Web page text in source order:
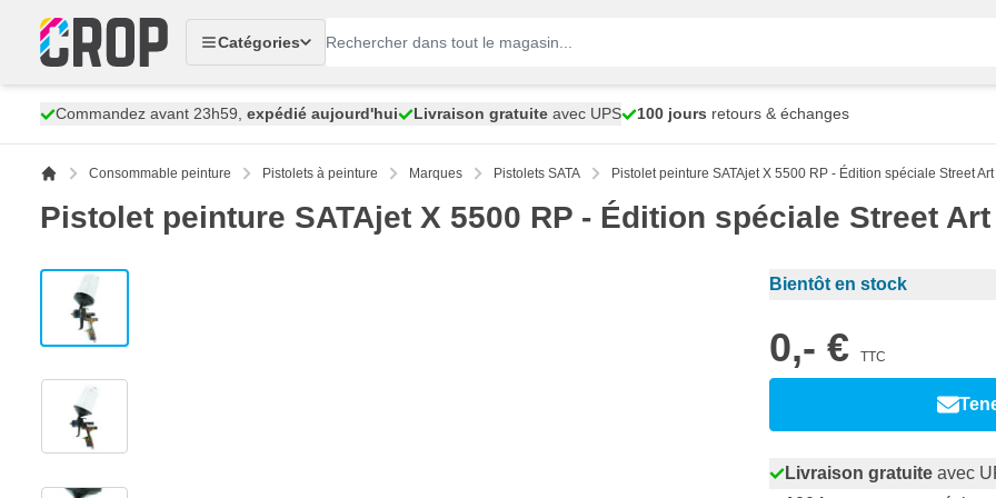
Catégories
Commandez avant 23h59, expédié aujourd'hui Livraison gratuite avec UPS 100 jours retours & échanges
Consommable peinture Pistolets à peinture Marques Pistolets SATA Pistolet peinture SATAjet X 5500 RP - Édition spéciale Street Art
Pistolet peinture SATAjet X 5500 RP - Édition spéciale Street Art
View larger image
View larger image
Bientôt en stock
0,- € TTC
Livraison gratuite avec